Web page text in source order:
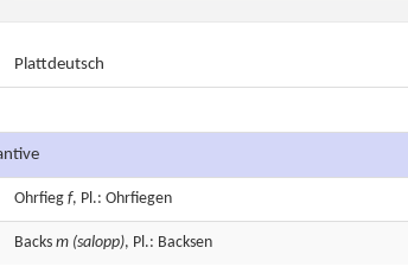
Plattdeutsch
Ohrfieg f, Pl.: Ohrfiegen
Backs m (salopp), Pl.: Backsen